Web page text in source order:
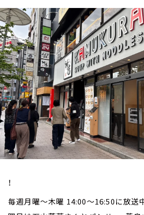
トピックス
TBS Podcast
お知らせ
イベント・グッズ
YouTube
会社情報
！
毎週月曜～木曜 14:00～16:50に放送